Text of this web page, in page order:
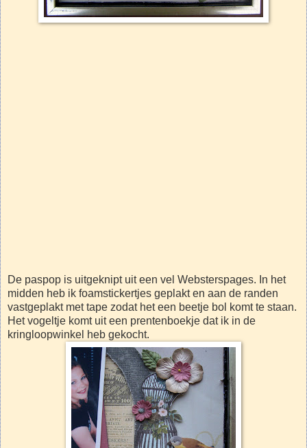
De paspop is uitgeknipt uit een vel Websterspages. In het
midden heb ik foamstickertjes geplakt en aan de randen
vastgeplakt met tape zodat het een beetje bol komt te staan.
Het vogeltje komt uit een prentenboekje dat ik in de
kringloopwinkel heb gekocht.